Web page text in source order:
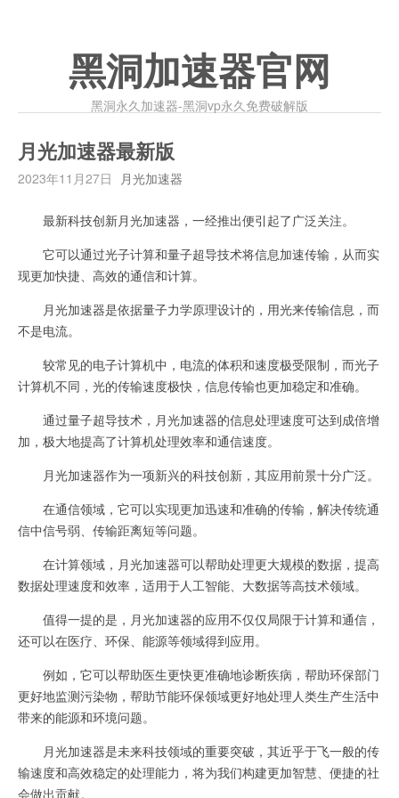
黑洞加速器官网
黑洞永久加速器-黑洞vp永久免费破解版
月光加速器最新版
2023年11月27日 月光加速器
最新科技创新月光加速器，一经推出便引起了广泛关注。
它可以通过光子计算和量子超导技术将信息加速传输，从而实
现更加快捷、高效的通信和计算。
月光加速器是依据量子力学原理设计的，用光来传输信息，而
不是电流。
较常见的电子计算机中，电流的体积和速度极受限制，而光子
计算机不同，光的传输速度极快，信息传输也更加稳定和准确。
通过量子超导技术，月光加速器的信息处理速度可达到成倍增
加，极大地提高了计算机处理效率和通信速度。
月光加速器作为一项新兴的科技创新，其应用前景十分广泛。
在通信领域，它可以实现更加迅速和准确的传输，解决传统通
信中信号弱、传输距离短等问题。
在计算领域，月光加速器可以帮助处理更大规模的数据，提高
数据处理速度和效率，适用于人工智能、大数据等高技术领域。
值得一提的是，月光加速器的应用不仅仅局限于计算和通信，
还可以在医疗、环保、能源等领域得到应用。
例如，它可以帮助医生更快更准确地诊断疾病，帮助环保部门
更好地监测污染物，帮助节能环保领域更好地处理人类生产生活中
带来的能源和环境问题。
月光加速器是未来科技领域的重要突破，其近乎于飞一般的传
输速度和高效稳定的处理能力，将为我们构建更加智慧、便捷的社
会做出贡献。